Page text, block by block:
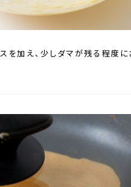
を加え、少しダマが残る程度に